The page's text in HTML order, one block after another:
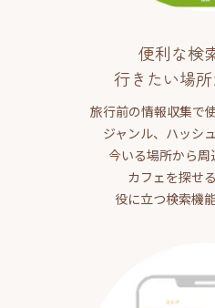
便利な検
行きたい場
旅行前の情報収集で
ジャンル、ハッシ
今いる場所から
カフェを探せ
役に立つ検索機